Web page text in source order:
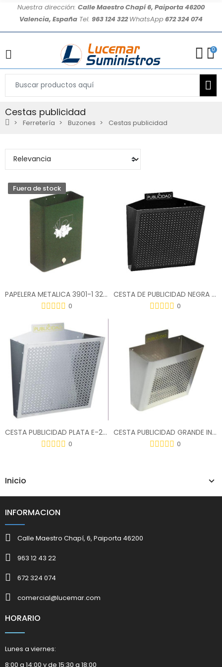
Nuestra dirección: Calle Maestro Chapí 6, Paiporta 46200
Valencia, España Tel. 963 124 322WhatsApp 672 324 074
0
Cestas publicidad
Ferretería Buzones Cestas publicidad
Inicio
Fuera de stock
PAPELERA METALICA 3901-1 32X42X45 3901
0
CESTA DE PUBLICIDAD NEGRA E-2311
0
CESTA PUBLICIDAD PLATA E-2312
0
CESTA PUBLICIDAD GRANDE INOXIDABLE E-2337
0
INFORMACION
Calle Maestro Chapí, 6, Paiporta 46200
963 12 43 22
672 324 074
comercial@lucemar.com
HORARIO
Lunes a viernes:
8:00 a 14:00 y de 15:30 a 18:00